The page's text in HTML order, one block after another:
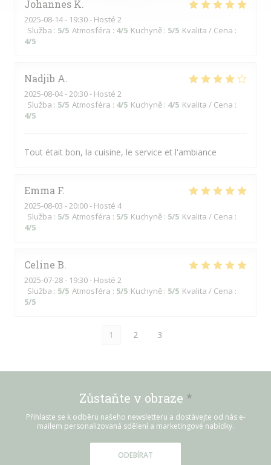
Johannes K
2025-08-14- 19:30 - Hosté 2
Služba : 5/5 Atmosféra : 4/5 Kuchyně : 5/5 Kvalita / Cena :
4/5
Nadjib A
2025-08-04- 20:30 - Hosté 2
Služba : 5/5 Atmosféra : 4/5 Kuchyně : 4/5 Kvalita / Cena :
4/5
Tout était bon, la cuisine, le service et l'ambiance
Emma F
2025-08-03 - 20:00 - Hosté 4
Služba : 5/5 Atmosféra : 5/5 Kuchyně : 5/5 Kvalita / Cena :
4/5
Celine B
2025-07-28- 19:30 - Hosté 2
Služba : 5/5 Atmosféra : 5/5 Kuchyně : 5/5 Kvalita / Cena :
5/5
1 2 3
Zůstaňte v obraze *
Přihlaste se k odběru našeho newsletteru a dostávejte od nás e-
mailem personalizovaná sdělení a marketingové nabídky.
ODEBÍRAT